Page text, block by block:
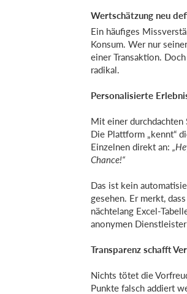
Wertschätzung neu
Ein häufiges
Konsum. Wer nur
einer Transaktion.
radikal.
Personalisierte
Mit einer
Die Plattform „kennt“
Einzelnen direkt an:
Chance!“
Das ist kein
gesehen. Er merkt,
nächtelang Excel-
anonymen
Transparenz schafft
Nichts tötet die
Punkte falsch addiert